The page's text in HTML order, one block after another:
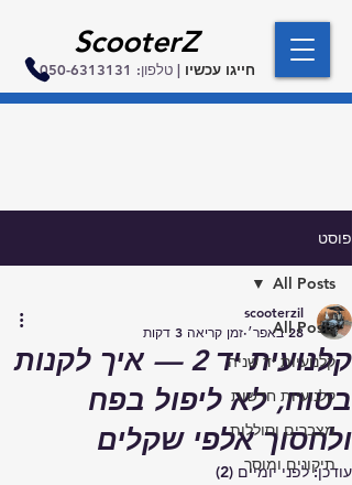
חייגו עכשיו | טלפון: 050-6313131
ScooterZ
פוסט
All Posts
קלנועיות יד שניה
קלנועיות חדשות
מצברים וסוללות
תיקונים ומוסך
All Posts
קלנועית יד 2 — איך לקנות
בטוח, לא ליפול בפח
ולחסוך אלפי שקלים
scooterzil
28 באפר׳
זמן קריאה 3 דקות
עודכן:לפני יומיים (2)